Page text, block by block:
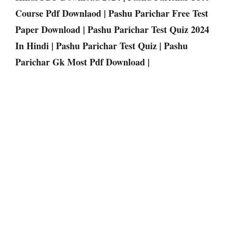
Course Pdf Downlaod | Pashu Parichar Free Test
Paper Download | Pashu Parichar Test Quiz 2024
In Hindi | Pashu Parichar Test Quiz | Pashu
Parichar Gk Most Pdf Download |